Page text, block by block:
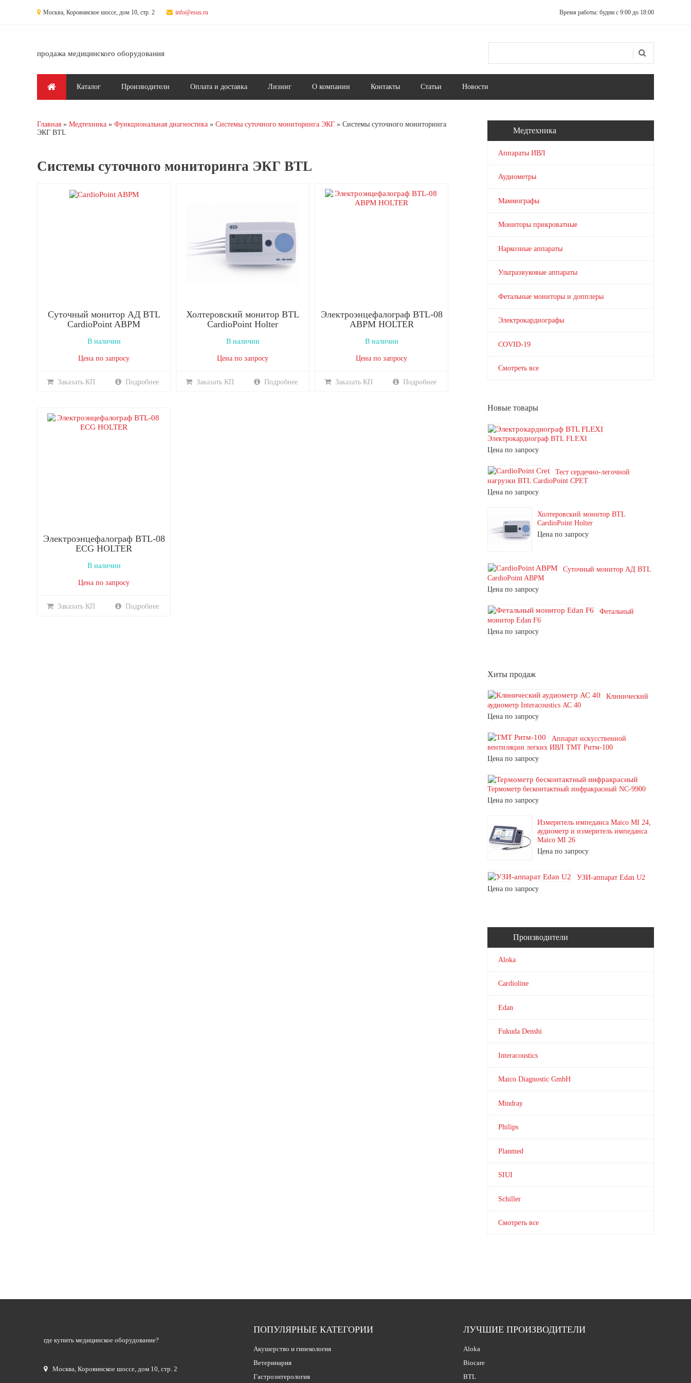
Москва, Коровинское шоссе, дом 10, стр. 2 info@esus.ru Время работы: будни с 9:00 до 18:00
продажа медицинского оборудования
Главное менюКаталог Производители Оплата и доставка Лизинг О компании Контакты Статьи Новости
Вы здесь
Главная Медтехника Функциональная диагностика Системы суточного мониторинга ЭКГ
Системы суточного мониторинга
ЭКГ BTL
Системы суточного мониторинга ЭКГ BTL
Суточный монитор АД BTL
CardioPoint ABPM
В наличии
Цена по запросу
Заказать КП Подробнее
Холтеровский монитор BTL
CardioPoint Holter
В наличии
Цена по запросу
Заказать КП Подробнее
Электроэнцефалограф BTL-08
ABPM HOLTER
В наличии
Цена по запросу
Заказать КП Подробнее
Электроэнцефалограф BTL-08
ECG HOLTER
В наличии
Цена по запросу
Заказать КП Подробнее
Медтехника
Аппараты ИВЛ
Аудиометры
Маммографы
Мониторы прикроватные
Наркозные аппараты
Ультразвуковые аппараты
Фетальные мониторы и допплеры
Электрокардиографы
COVID-19
Смотреть все
Новые товары
Электрокардиограф BTL FLEXI
Цена по запросу
Тест сердечно-легочной
нагрузки BTL CardioPoint CPET
Цена по запросу
Холтеровский монитор BTL
CardioPoint Holter
Цена по запросу
Суточный монитор АД BTL
CardioPoint ABPM
Цена по запросу
Фетальный
монитор Edan F6
Цена по запросу
Хиты продаж
Клинический
аудиометр Interacoustics АС 40
Цена по запросу
Аппарат искусственной
вентиляции легких ИВЛ ТМТ Ритм-100
Цена по запросу
Термометр бесконтактный инфракрасный NC-9900
Цена по запросу
Измеритель импеданса Maico MI 24,
аудиометр и измеритель импеданса
Maico MI 26
Цена по запросу
УЗИ-аппарат Edan U2
Цена по запросу
Производители
Aloka
Cardioline
Edan
Fukuda Denshi
Interacoustics
Maico Diagnostic GmbH
Mindray
Philips
Planmed
SIUI
Schiller
Смотреть все
где купить медицинское оборудование?
Москва, Коровинское шоссе, дом 10, стр. 2
ПОПУЛЯРНЫЕ КАТЕГОРИИ
Акушерство и гинекология
Ветеринария
Гастроэнтерология
ЛУЧШИЕ ПРОИЗВОДИТЕЛИ
Aloka
Biocare
BTL